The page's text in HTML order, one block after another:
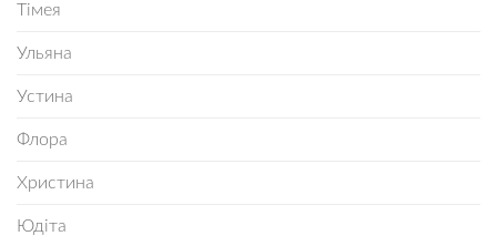
Тімея
Ульяна
Устина
Флора
Христина
Юдіта